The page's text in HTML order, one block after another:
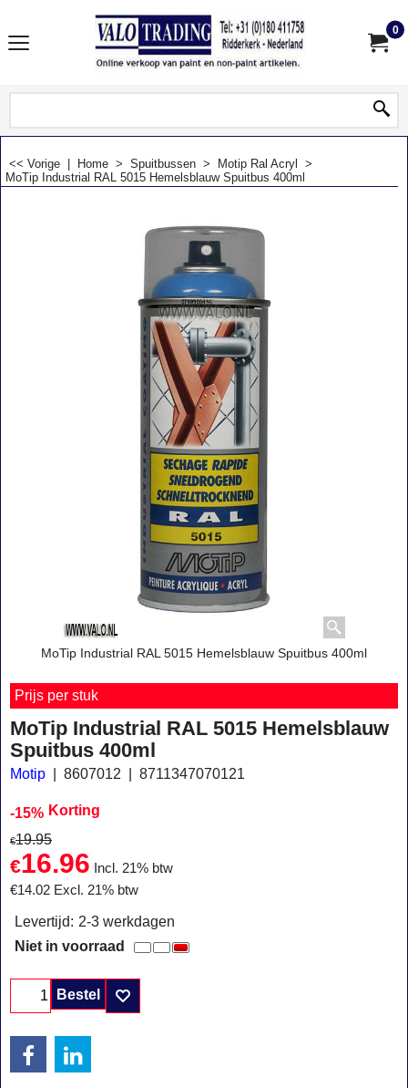
0
<< Vorige Home > Spuitbussen > Motip Ral Acryl
>
MoTip Industrial RAL 5015 Hemelsblauw Spuitbus 400ml
MoTip Industrial RAL 5015 Hemelsblauw Spuitbus 400ml
Prijs per stuk
MoTip Industrial RAL 5015 Hemelsblauw
Spuitbus 400ml
Motip 8607012 8711347070121
-15% Korting
€19.95
€16.96
Incl. 21% btw
€14.02 Excl. 21% btw
Levertijd: 2-3 werkdagen
Niet in voorraad
Bestel